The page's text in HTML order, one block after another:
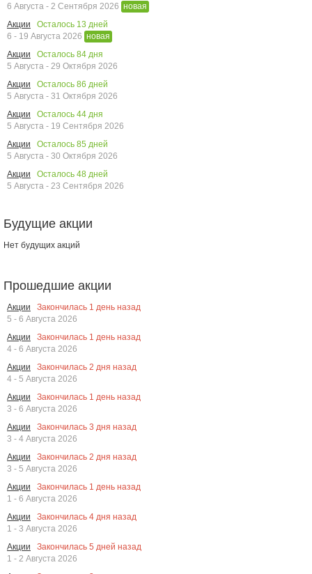
6 Августа - 2 Сентября 2026 новая
Акции
Осталось 13 дней
6 - 19 Августа 2026 новая
Акции
Осталось 84 дня
5 Августа - 29 Октября 2026
Акции
Осталось 86 дней
5 Августа - 31 Октября 2026
Акции
Осталось 44 дня
5 Августа - 19 Сентября 2026
Акции
Осталось 85 дней
5 Августа - 30 Октября 2026
Акции
Осталось 48 дней
5 Августа - 23 Сентября 2026
Будущие акции
Нет будущих акций
Прошедшие акции
Акции Закончилась 1 день назад
5 - 6 Августа 2026
Акции
Закончилась 1 день назад
4 - 6 Августа 2026
Акции
Закончилась 2 дня назад
4 - 5 Августа 2026
Акции
Закончилась 1 день назад
3 - 6 Августа 2026
Акции
Закончилась 3 дня назад
3 - 4 Августа 2026
Акции
Закончилась 2 дня назад
3 - 5 Августа 2026
Акции
Закончилась 1 день назад
1 - 6 Августа 2026
Акции
Закончилась 4 дня назад
1 - 3 Августа 2026
Акции
Закончилась 5 дней назад
1 - 2 Августа 2026